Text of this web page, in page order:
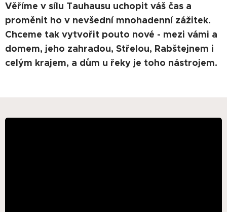
Věříme v sílu Tauhausu uchopit váš čas a
proměnit ho v nevšední mnohadenní zážitek.
Chceme tak vytvořit pouto nové - mezi vámi a
domem, jeho zahradou, Střelou, Rabštejnem i
celým krajem, a dům u řeky je toho nástrojem.